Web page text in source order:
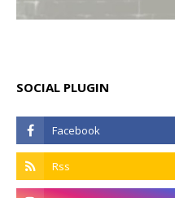
SOCIAL PLUGIN